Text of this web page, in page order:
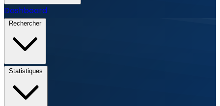
Dashboard
Rechercher
Statistiques